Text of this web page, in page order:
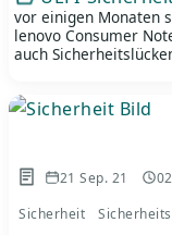
vor einigen Monaten
lenovo Consumer
auch
21 Sep. 21
Sicherheit